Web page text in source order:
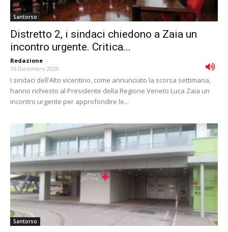
Santorso
Distretto 2, i sindaci chiedono a Zaia un
incontro urgente. Critica...
Redazione -
16 Dicembre 2020
I sindaci dell'Alto vicentino, come annunciato la scorsa settimana,
hanno richiesto al Presidente della Regione Veneto Luca Zaia un
incontro urgente per approfondire le...
Santorso